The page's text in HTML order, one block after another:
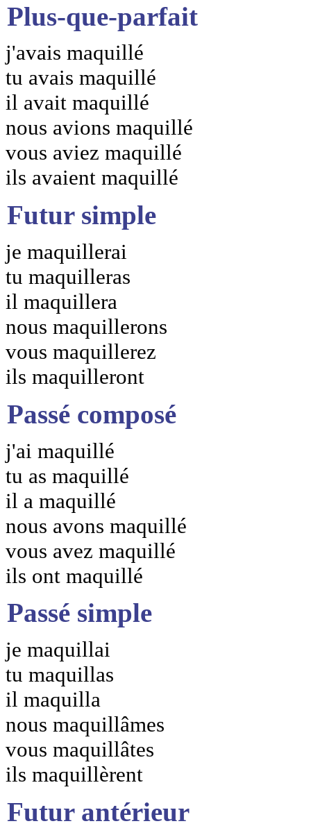
Plus-que-parfait
j'avais maquillé
tu avais maquillé
il avait maquillé
nous avions maquillé
vous aviez maquillé
ils avaient maquillé
Futur simple
je maquillerai
tu maquilleras
il maquillera
nous maquillerons
vous maquillerez
ils maquilleront
Passé composé
j'ai maquillé
tu as maquillé
il a maquillé
nous avons maquillé
vous avez maquillé
ils ont maquillé
Passé simple
je maquillai
tu maquillas
il maquilla
nous maquillâmes
vous maquillâtes
ils maquillèrent
Futur antérieur